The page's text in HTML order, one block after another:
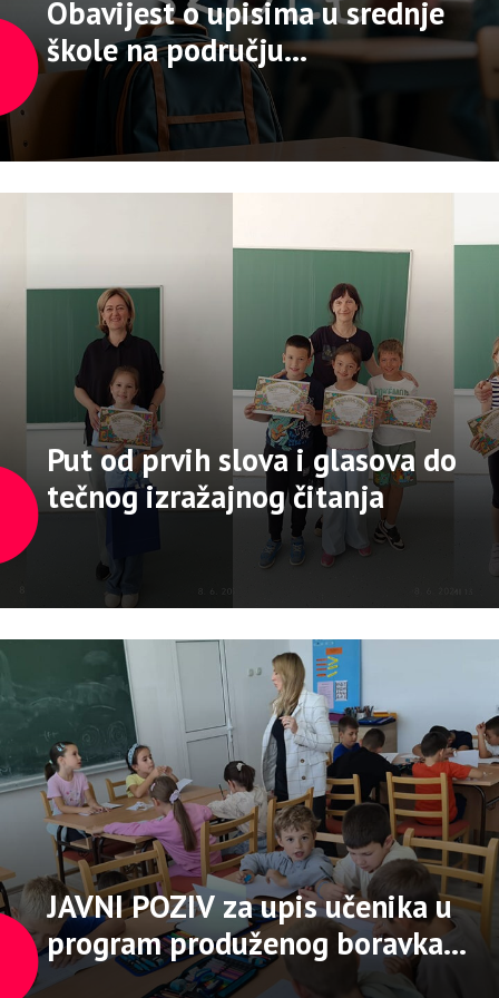
Obavijest o upisima u srednje
škole na području
Hercegbosanske županije
Put od prvih slova i glasova do
tečnog izražajnog čitanja
JAVNI POZIV za upis učenika u
program produženog boravka u
Osnovnoj školi 2026./2027.